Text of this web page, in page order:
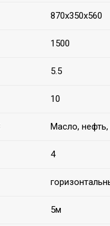
870х350х560
1500
5.5
10
Масло,
4
5м